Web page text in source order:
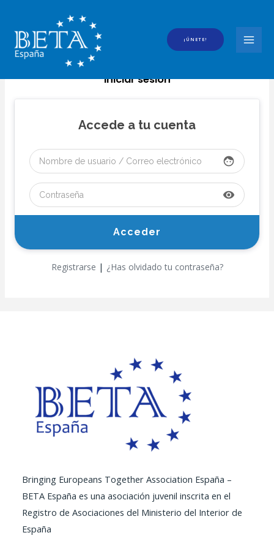
contenido
¡ÚNETE!
Iniciar sesión
Accede a tu cuenta
face
visibility
Registrarse | ¿Has olvidado tu contraseña?
Bringing Europeans Together Association España –
BETA España es una asociación juvenil inscrita en el
Registro de Asociaciones del Ministerio del Interior de
España